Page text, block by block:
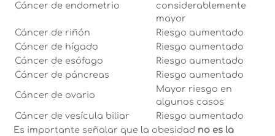
Cáncer de endometrio
considerablemente
mayor
Cáncer de riñón
Riesgo aumentado
Cáncer de hígado
Riesgo aumentado
Cáncer de esófago
Riesgo aumentado
Cáncer de páncreas
Riesgo aumentado
Cáncer de ovario
Mayor riesgo en
algunos casos
Cáncer de vesícula biliar
Riesgo aumentado
Es importante señalar que la obesidad no es la